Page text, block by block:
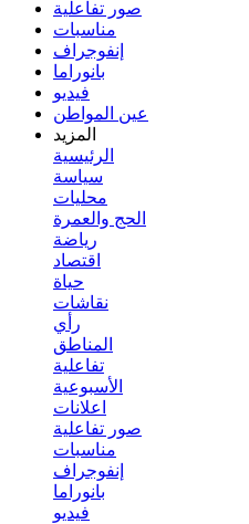
صور تفاعلية
مناسبات
إنفوجراف
بانوراما
فيديو
عين المواطن
المزيد
الرئيسية
سياسة
محليات
الحج والعمرة
رياضة
اقتصاد
حياة
نقاشات
رأي
المناطق
تفاعلية
الأسبوعية
اعلانات
صور تفاعلية
مناسبات
إنفوجراف
بانوراما
فيديو